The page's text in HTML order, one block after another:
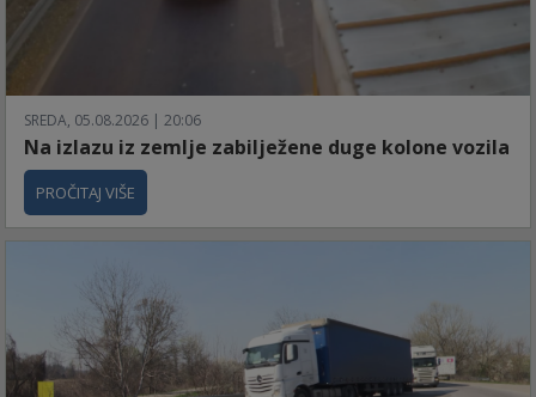
SREDA, 05.08.2026 | 20:06
Na izlazu iz zemlje zabilježene duge kolone vozila
PROČITAJ VIŠE